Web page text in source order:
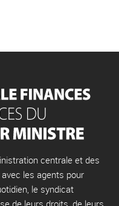
centrale et des
les agents pour
le syndicat
de leurs droits, de leurs